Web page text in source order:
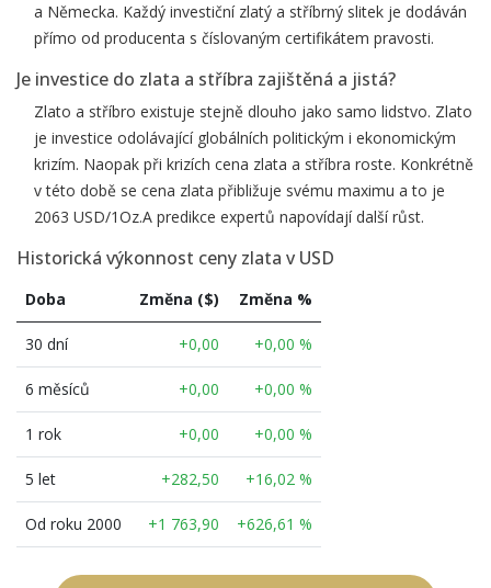
a Německa. Každý investiční zlatý a stříbrný slitek je dodáván
přímo od producenta s číslovaným certifikátem pravosti.
Je investice do zlata a stříbra zajištěná a jistá?
Zlato a stříbro existuje stejně dlouho jako samo lidstvo. Zlato
je investice odolávající globálních politickým i ekonomickým
krizím. Naopak při krizích cena zlata a stříbra roste. Konkrétně
v této době se cena zlata přibližuje svému maximu a to je
2063 USD/1Oz.A predikce expertů napovídají další růst.
Historická výkonnost ceny zlata v USD
Doba Změna ($) Změna %
30 dní +0,00 +0,00 %
6 měsíců +0,00 +0,00 %
1 rok +0,00 +0,00 %
5 let +282,50 +16,02 %
Od roku 2000 +1 763,90 +626,61 %